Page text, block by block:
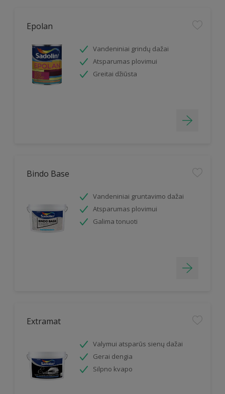
Epolan
Vandeniniai grindų dažai
Atsparumas plovimui
Greitai džiūsta
Bindo Base
Vandeniniai gruntavimo dažai
Atsparumas plovimui
Galima tonuoti
Extramat
Valymui atsparūs sienų dažai
Gerai dengia
Silpno kvapo